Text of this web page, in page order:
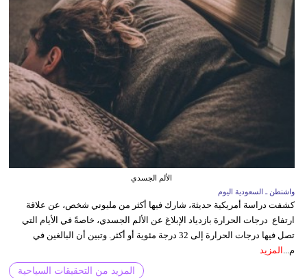
الألم الجسدي
واشنطن ـ السعودية اليوم
كشفت دراسة أمريكية حديثة، شارك فيها أكثر من مليوني شخص، عن علاقة
ارتفاع درجات الحرارة بازدياد الإبلاغ عن الألم الجسدي، خاصةً في الأيام التي
تصل فيها درجات الحرارة إلى 32 درجة مئوية أو أكثر. وتبين أن البالغين في
م...
المزيد
المزيد من التحقيقات السياحية